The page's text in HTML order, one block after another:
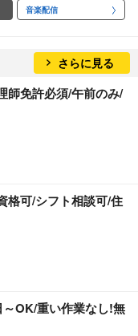
音楽配信
さらに見る
師免許必須/午前のみ/
格可/シフト相談可/住
OK/重い作業なし!無